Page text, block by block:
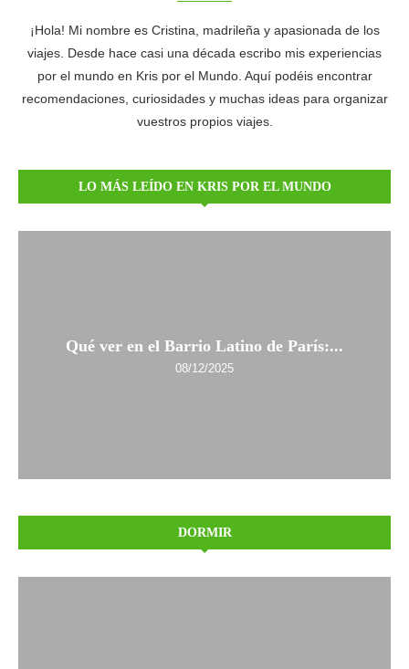
¡Hola! Mi nombre es Cristina, madrileña y apasionada de los
viajes. Desde hace casi una década escribo mis experiencias
por el mundo en Kris por el Mundo. Aquí podéis encontrar
recomendaciones, curiosidades y muchas ideas para organizar
vuestros propios viajes.
LO MÁS LEÍDO EN KRIS POR EL MUNDO
Qué ver en el Barrio Latino de París:...
08/12/2025
DORMIR